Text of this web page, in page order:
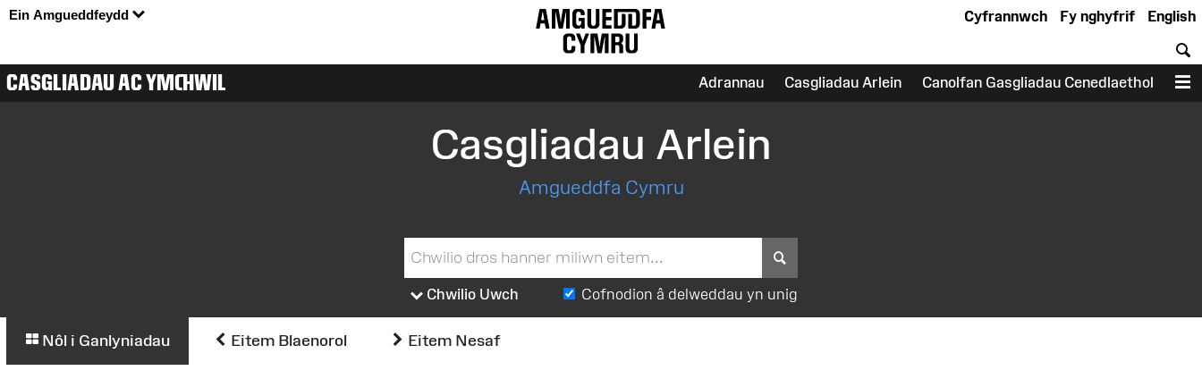
Ein Amgueddfeydd English
Fy nghyfrif
Cyfrannwch
CASGLIADAU AC YMCHWIL Adrannau Casgliadau Arlein Canolfan Gasgliadau Cenedlaethol
Casgliadau Arlein
Amgueddfa Cymru
Chwilio Uwch Cofnodion â delweddau yn unig
Nôl i Ganlyniadau Eitem Blaenorol Eitem Nesaf